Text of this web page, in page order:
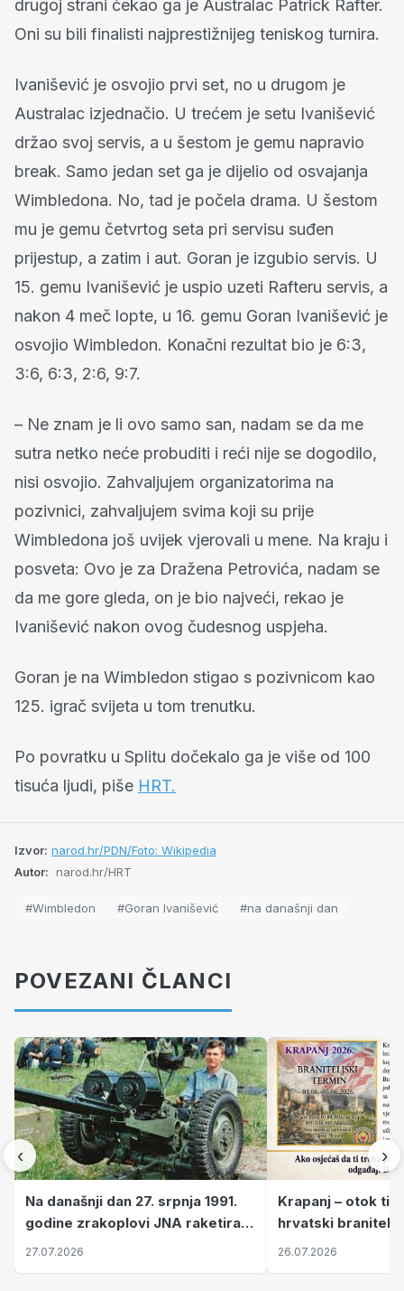
drugoj strani čekao ga je Australac Patrick Rafter.
Oni su bili finalisti najprestižnijeg teniskog turnira.
Ivanišević je osvojio prvi set, no u drugom je
Australac izjednačio. U trećem je setu Ivanišević
držao svoj servis, a u šestom je gemu napravio
break. Samo jedan set ga je dijelio od osvajanja
Wimbledona. No, tad je počela drama. U šestom
mu je gemu četvrtog seta pri servisu suđen
prijestup, a zatim i aut. Goran je izgubio servis. U
15. gemu Ivanišević je uspio uzeti Rafteru servis, a
nakon 4 meč lopte, u 16. gemu Goran Ivanišević je
osvojio Wimbledon. Konačni rezultat bio je 6:3,
3:6, 6:3, 2:6, 9:7.
– Ne znam je li ovo samo san, nadam se da me
sutra netko neće probuditi i reći nije se dogodilo,
nisi osvojio. Zahvaljujem organizatorima na
pozivnici, zahvaljujem svima koji su prije
Wimbledona još uvijek vjerovali u mene. Na kraju i
posveta: Ovo je za Dražena Petrovića, nadam se
da me gore gleda, on je bio najveći, rekao je
Ivanišević nakon ovog čudesnog uspjeha.
Goran je na Wimbledon stigao s pozivnicom kao
125. igrač svijeta u tom trenutku.
Po povratku u Splitu dočekalo ga je više od 100
tisuća ljudi, piše HRT.
Izvor: narod.hr/PDN/Foto: Wikipedia
Autor: narod.hr/HRT
#Wimbledon #Goran Ivanišević #na današnji dan
POVEZANI ČLANCI
‹
Na današnji dan 27. srpnja 1991.
godine zrakoplovi JNA raketirali
su vojarnu i obučni centar "Nikola
27.07.2026
Krapanj – otok
hrvatski branitelji
pronalaze mir
26.07.2026
›